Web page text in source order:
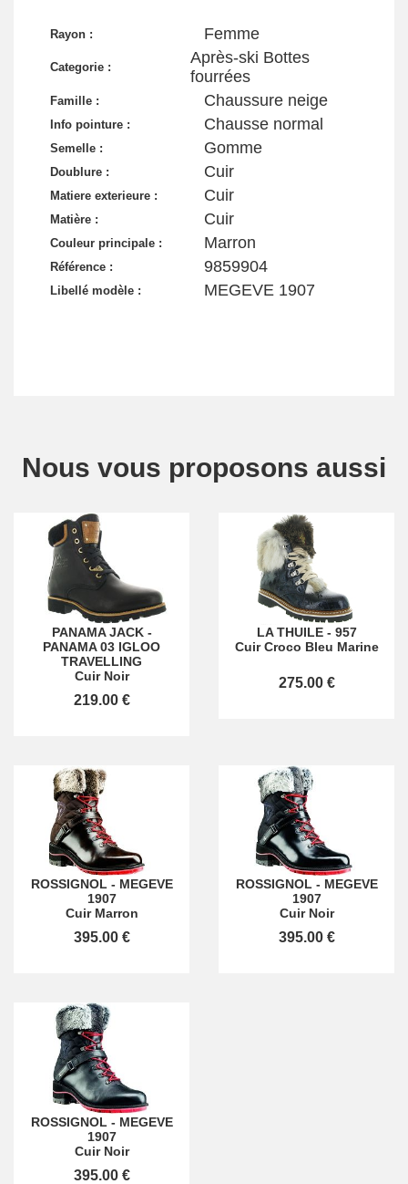
Rayon : Femme
Categorie :
Après-ski Bottes
fourrées
Famille : Chaussure neige
Info pointure : Chausse normal
Semelle : Gomme
Doublure : Cuir
Matiere exterieure : Cuir
Matière : Cuir
Couleur principale : Marron
Référence : 9859904
Libellé modèle : MEGEVE 1907
Nous vous proposons aussi
PANAMA JACK-
PANAMA 03 IGLOO
TRAVELLING
Cuir Noir
219.00 €
LA THUILE- 957
Cuir Croco Bleu Marine
275.00 €
ROSSIGNOL- MEGEVE
1907
Cuir Marron
395.00 €
ROSSIGNOL- MEGEVE
1907
Cuir Noir
395.00 €
ROSSIGNOL - MEGEVE
1907
Cuir Noir
395.00 €